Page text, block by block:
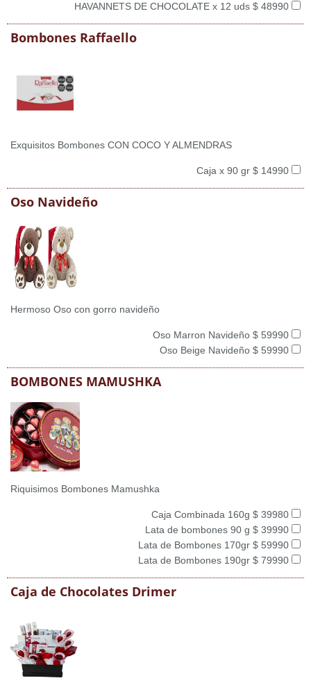
HAVANNETS DE CHOCOLATE x 12 uds $ 48990
Bombones Raffaello
Exquisitos Bombones CON COCO Y ALMENDRAS
Caja x 90 gr $ 14990
Oso Navideño
Hermoso Oso con gorro navideño
Oso Marron Navideño $ 59990
Oso Beige Navideño $ 59990
BOMBONES MAMUSHKA
Riquisimos Bombones Mamushka
Caja Combinada 160g $ 39980
Lata de bombones 90 g $ 39990
Lata de Bombones 170gr $ 59990
Lata de Bombones 190gr $ 79990
Caja de Chocolates Drimer